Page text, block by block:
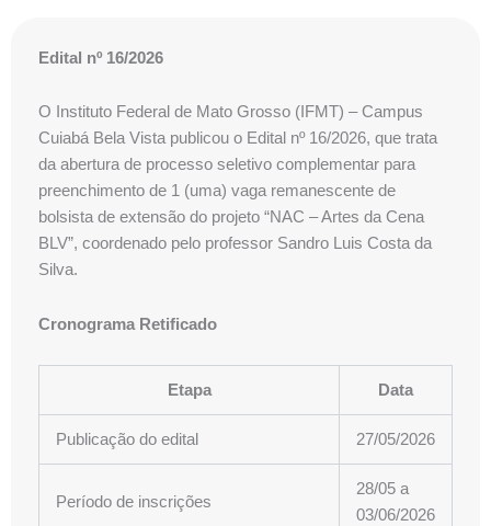
Edital nº 16/2026
O Instituto Federal de Mato Grosso (IFMT) – Campus
Cuiabá Bela Vista publicou o Edital nº 16/2026, que trata
da abertura de processo seletivo complementar para
preenchimento de 1 (uma) vaga remanescente de
bolsista de extensão do projeto “NAC – Artes da Cena
BLV”, coordenado pelo professor Sandro Luis Costa da
Silva.
Cronograma Retificado
Etapa Data
Publicação do edital 27/05/2026
Período de inscrições
28/05 a
03/06/2026